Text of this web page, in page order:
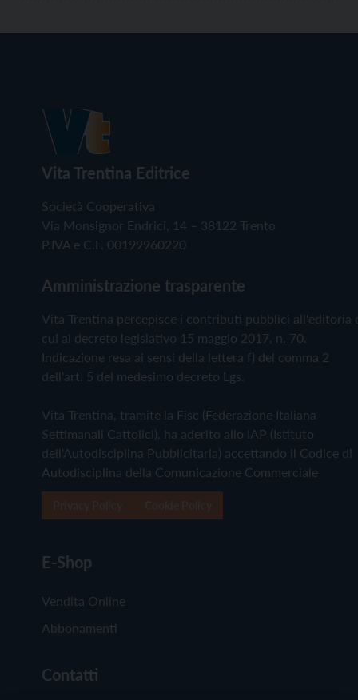
Vita Trentina Editrice
Società Cooperativa
Via Monsignor Endrici, 14 – 38122 Trento
P.IVA e C.F. 00199960220
Amministrazione trasparente
Vita Trentina percepisce i contributi pubblici all'editoria
cui al decreto legislativo 15 maggio 2017, n. 70.
Indicazione resa ai sensi della lettera f) del comma 2
dell'art. 5 del medesimo decreto Lgs.
Vita Trentina, tramite la Fisc (Federazione Italiana
Settimanali Cattolici), ha aderito allo IAP (Istituto
dell'Autodisciplina Pubblicitaria) accettando il Codice di
Autodisciplina della Comunicazione Commerciale
E-Shop
Vendita Online
Abbonamenti
Contatti